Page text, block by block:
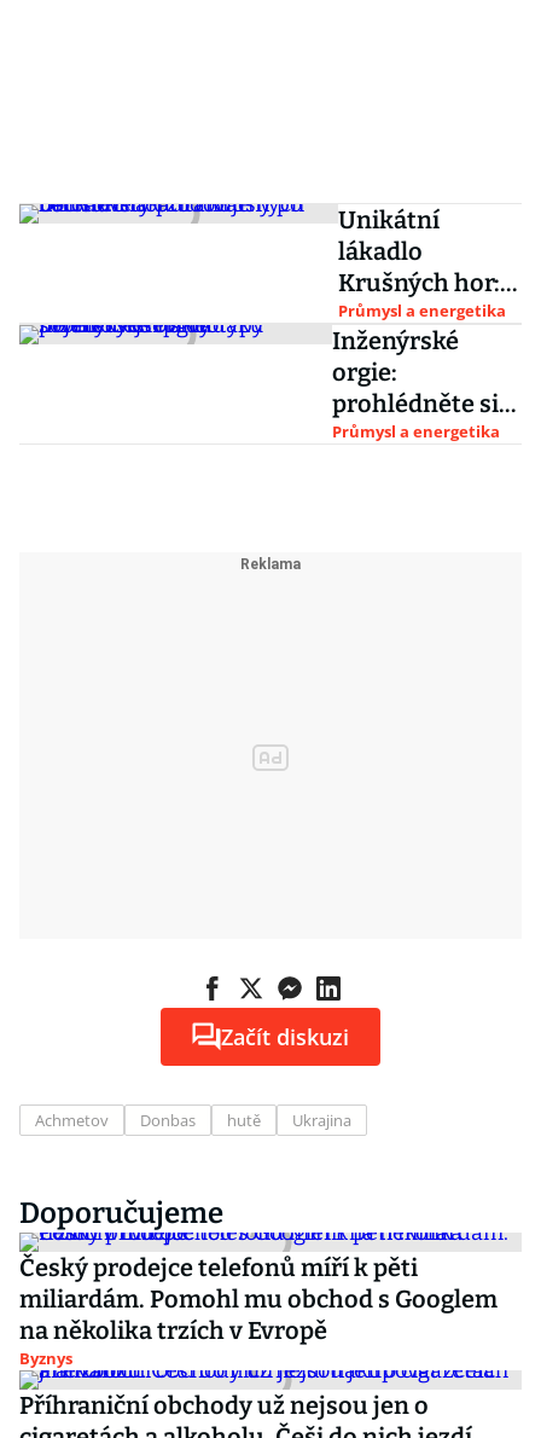
Unikátní
lákadlo
Krušných hor:
turisty
přitahuje
betonové torzo
továrny po
nacistech
Průmysl a energetika
Inženýrské
orgie:
prohlédněte si
ty nejdivočejší
Průmysl a energetika
Začít diskuzi
Achmetov Donbas hutě Ukrajina
Doporučujeme
Český prodejce telefonů míří k pěti
miliardám. Pomohl mu obchod s Googlem
na několika trzích v Evropě
Byznys
Příhraniční obchody už nejsou jen o